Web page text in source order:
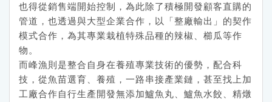
也得從銷售端開始控制，為此除了積極開發顧客直購的
管道，也透過與大型企業合作，以「整廠輸出」的契作
模式合作，為其專業栽植特殊品種的辣椒、櫛瓜等作
物。
而峰漁則是整合自身在養殖專業技術的優勢，配合科
技，從魚苗選育、養殖，一路串接產業鏈，甚至找上加
工廠合作自行生產開發無添加鱸魚丸、鱸魚水餃、精燉